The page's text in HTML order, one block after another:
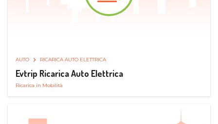
AUTO RICARICA AUTO ELETTRICA
Evtrip Ricarica Auto Elettrica
Ricarica in Mobilità